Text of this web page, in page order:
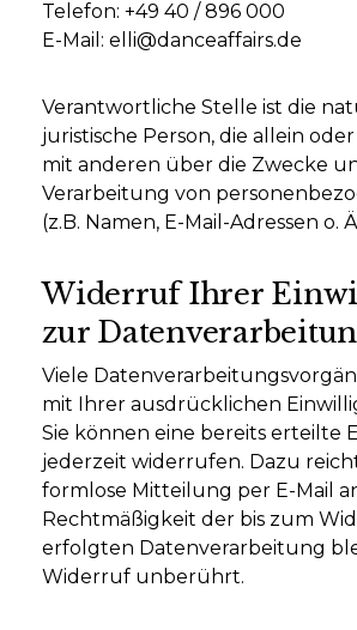
Telefon: +49 40 / 896 000
E-Mail: elli@danceaffairs.de
Verantwortliche Stelle ist die
juristische Person, die allein
mit anderen über die Zwecke
Verarbeitung von
(z.B. Namen, E-Mail-Adressen o.
Widerruf Ihrer
zur
Viele
mit Ihrer ausdrücklichen
Sie können eine bereits erteilte
jederzeit widerrufen. Dazu
formlose Mitteilung per E-Mail
Rechtmäßigkeit der bis zum
erfolgten Datenverarbeitung
Widerruf unberührt.